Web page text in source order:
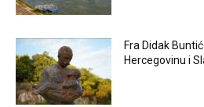
Fra Didak
Hercegovinu i